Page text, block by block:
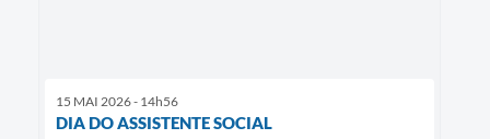
15 MAI 2026 - 14h56
DIA DO ASSISTENTE SOCIAL